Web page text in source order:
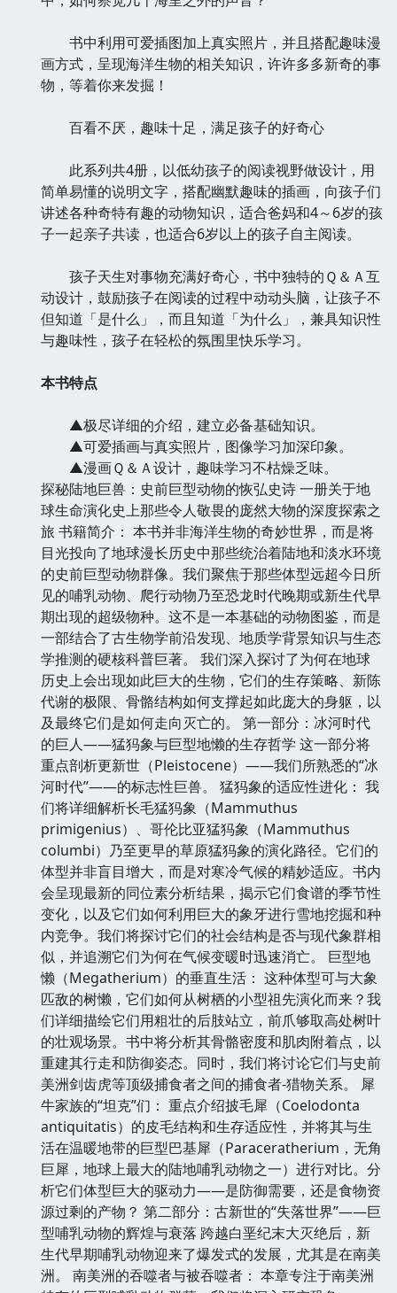
书中利用可爱插图加上真实照片，并且搭配趣味漫
画方式，呈现海洋生物的相关知识，许许多多新奇的事
物，等着你来发掘！
百看不厌，趣味十足，满足孩子的好奇心
此系列共4册，以低幼孩子的阅读视野做设计，用
简单易懂的说明文字，搭配幽默趣味的插画，向孩子们
讲述各种奇特有趣的动物知识，适合爸妈和4～6岁的孩
子一起亲子共读，也适合6岁以上的孩子自主阅读。
孩子天生对事物充满好奇心，书中独特的Ｑ＆Ａ互
动设计，鼓励孩子在阅读的过程中动动头脑，让孩子不
但知道「是什么」，而且知道「为什么」，兼具知识性
与趣味性，孩子在轻松的氛围里快乐学习。
本书特点
▲极尽详细的介绍，建立必备基础知识。
▲可爱插画与真实照片，图像学习加深印象。
▲漫画Ｑ＆Ａ设计，趣味学习不枯燥乏味。
探秘陆地巨兽：史前巨型动物的恢弘史诗 一册关于地
球生命演化史上那些令人敬畏的庞然大物的深度探索之
旅 书籍简介： 本书并非海洋生物的奇妙世界，而是将
目光投向了地球漫长历史中那些统治着陆地和淡水环境
的史前巨型动物群像。我们聚焦于那些体型远超今日所
见的哺乳动物、爬行动物乃至恐龙时代晚期或新生代早
期出现的超级物种。这不是一本基础的动物图鉴，而是
一部结合了古生物学前沿发现、地质学背景知识与生态
学推测的硬核科普巨著。 我们深入探讨了为何在地球
历史上会出现如此巨大的生物，它们的生存策略、新陈
代谢的极限、骨骼结构如何支撑起如此庞大的身躯，以
及最终它们是如何走向灭亡的。 第一部分：冰河时代
的巨人——猛犸象与巨型地懒的生存哲学 这一部分将
重点剖析更新世（Pleistocene）——我们所熟悉的“冰
河时代”——的标志性巨兽。 猛犸象的适应性进化： 我
们将详细解析长毛猛犸象（Mammuthus
primigenius）、哥伦比亚猛犸象（Mammuthus
columbi）乃至更早的草原猛犸象的演化路径。它们的
体型并非盲目增大，而是对寒冷气候的精妙适应。书内
会呈现最新的同位素分析结果，揭示它们食谱的季节性
变化，以及它们如何利用巨大的象牙进行雪地挖掘和种
内竞争。我们将探讨它们的社会结构是否与现代象群相
似，并追溯它们为何在气候变暖时迅速消亡。 巨型地
懒（Megatherium）的垂直生活： 这种体型可与大象
匹敌的树懒，它们如何从树栖的小型祖先演化而来？我
们详细描绘它们用粗壮的后肢站立，前爪够取高处树叶
的壮观场景。书中将分析其骨骼密度和肌肉附着点，以
重建其行走和防御姿态。同时，我们将讨论它们与史前
美洲剑齿虎等顶级捕食者之间的捕食者-猎物关系。 犀
牛家族的“坦克”们： 重点介绍披毛犀（Coelodonta
antiquitatis）的皮毛结构和生存适应性，并将其与生
活在温暖地带的巨型巴基犀（Paraceratherium，无角
巨犀，地球上最大的陆地哺乳动物之一）进行对比。分
析它们体型巨大的驱动力——是防御需要，还是食物资
源过剩的产物？ 第二部分：古新世的“失落世界”——巨
型哺乳动物的辉煌与衰落 跨越白垩纪末大灭绝后，新
生代早期哺乳动物迎来了爆发式的发展，尤其是在南美
洲。 南美洲的吞噬者与被吞噬者： 本章专注于南美洲